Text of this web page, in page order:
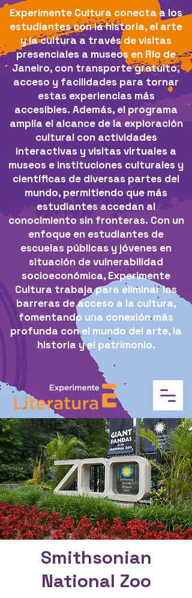
Experimente Cultura conecta a los
estudiantes con la historia, el arte
y la cultura a través de visitas
presenciales a museos en Río de
Janeiro, con transporte gratuito,
acceso y facilidades para tornar
estas experiencias más
accesibles. Además, el programa
amplía el alcance de la exploración
cultural con actividades
interactivas y visitas virtuales a
museos e instituciones culturales y
científicas de diversas partes del
mundo, permitiendo que más
estudiantes accedan al
conocimiento sin fronteras. Con un
enfoque en estudiantes de
escuelas públicas y jóvenes en
situación de vulnerabilidad
socioeconómica, Experimente
Cultura trabaja para eliminar las
barreras de acceso a la cultura,
fomentando una conexión más
profunda con el mundo del arte, la
historia y el patrimonio.
Smithsonian
National Zoo